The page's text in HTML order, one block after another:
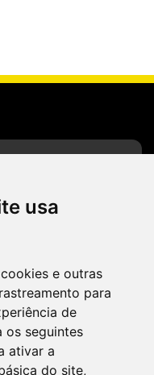
usa
e outras
para
de
os seguintes
ativar a
do site,
Brasil 21, 20º
915 - Brasília/DF
3801.